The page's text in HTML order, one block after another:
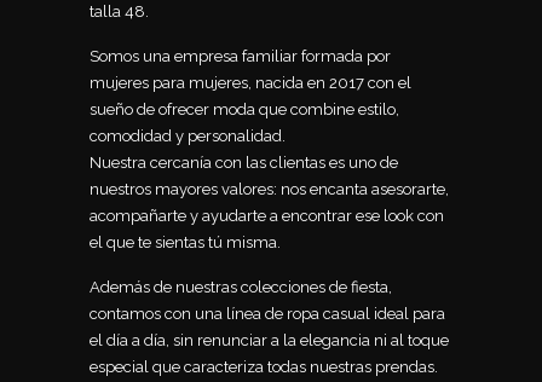
talla 48.
Somos una empresa familiar formada por
mujeres para mujeres, nacida en 2017 con el
sueño de ofrecer moda que combine estilo,
comodidad y personalidad.
Nuestra cercanía con las clientas es uno de
nuestros mayores valores: nos encanta asesorarte,
acompañarte y ayudarte a encontrar ese look con
el que te sientas tú misma.
Además de nuestras colecciones de fiesta,
contamos con una línea de ropa casual ideal para
el día a día, sin renunciar a la elegancia ni al toque
especial que caracteriza todas nuestras prendas.